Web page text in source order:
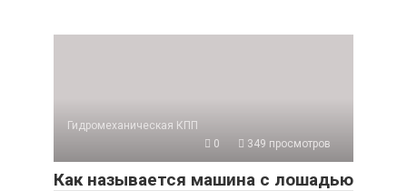
Гидромеханическая КПП
0
349 просмотров
Как называется машина с лошадью